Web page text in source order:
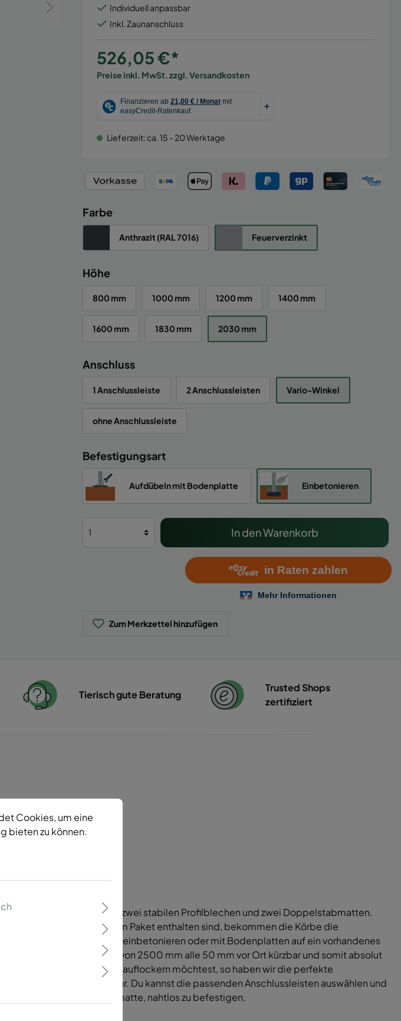
Individuell anpassbar
Inkl. Zaunanschluss
526,05 €*
Preise inkl. MwSt. zzgl. Versandkosten
Lieferzeit: ca. 15 - 20 Werktage
Farbe
Anthrazit (RAL 7016) Feuerverzinkt
Höhe
800 mm 1000 mm 1200 mm 1400 mm
1600 mm 1830 mm 2030 mm
Anschluss
1 Anschlussleiste 2 Anschlussleisten Vario-Winkel
ohne Anschlussleiste
Befestigungsart
Aufdübeln mit Bodenplatte Einbetonieren
In den Warenkorb
Zum Merkzettel hinzufügen
Tierisch gute Beratung
Trusted Shops
zertifiziert
5/6"
besteht aus je zwei stabilen Profilblechen und zwei Doppelstabmatten.
Abstandshaltern, die im Paket enthalten sind, bekommen die Körbe die
mit verlängerten Pfosten einbetonieren oder mit Bodenplatten auf ein vorhandenes
6/5/6 sind in der Länge von 2500 mm alle 50 mm vor Ort kürzbar und somit absolut
oder Sichtschutz auflockern möchtest, so haben wir die perfekte
Befestigung dafür. Du kannst die passenden Anschlussleisten auswählen und
eine Doppelstabmatte, nahtlos zu befestigen.
Cookies, um eine
bieten zu können.